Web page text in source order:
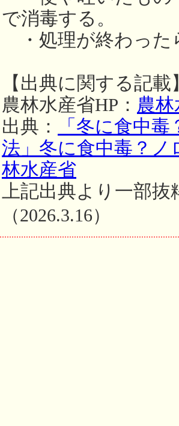
で消毒する。
・処理が終わった
【出典に関する記載】
農林水産省HP： 農
出典：
「冬に食中
法」冬に食中毒？
林水産省
上記出典より一部抜
（2026.3.16）